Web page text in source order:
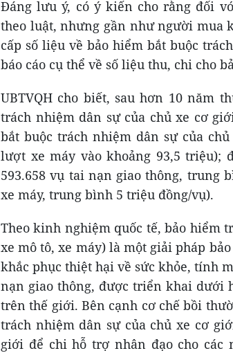
Đáng lưu ý, có ý kiến cho rằng đối
theo luật, nhưng gần như người mua
cấp số liệu về bảo hiểm bắt buộc
báo cáo cụ thể về số liệu thu, chi cho
UBTVQH cho biết, sau hơn 10 năm
trách nhiệm dân sự của chủ xe cơ
bắt buộc trách nhiệm dân sự của
lượt xe máy vào khoảng 93,5 triệu);
593.658 vụ tai nạn giao thông, trung
xe máy, trung bình 5 triệu đồng/vụ).
Theo kinh nghiệm quốc tế, bảo hiểm
xe mô tô, xe máy) là một giải pháp
khắc phục thiệt hại về sức khỏe, tính
nạn giao thông, được triển khai dưới
trên thế giới. Bên cạnh cơ chế bồi
trách nhiệm dân sự của chủ xe cơ
giới để chi hỗ trợ nhân đạo cho